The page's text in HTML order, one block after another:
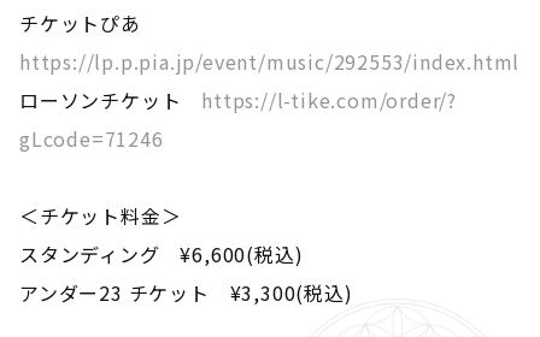
チケットぴあ
https://lp.p.pia.jp/event/music/292553/index.html
ローソンチケット https://l-tike.com/order/?
gLcode=71246
＜チケット料金＞
スタンディング ¥6,600(税込)
アンダー23 チケット ¥3,300(税込)